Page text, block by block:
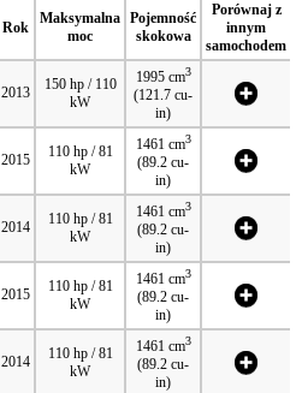
Rok
Maksymalna
moc
Pojemność
skokowa
Porównaj z
innym
samochodem
2013
150 hp / 110
kW
1995 cm3
(121.7 cu-
in)
2015
110 hp / 81
kW
1461 cm3
(89.2 cu-
in)
2014
110 hp / 81
kW
1461 cm3
(89.2 cu-
in)
2015
110 hp / 81
kW
1461 cm3
(89.2 cu-
in)
2014
110 hp / 81
kW
1461 cm3
(89.2 cu-
in)